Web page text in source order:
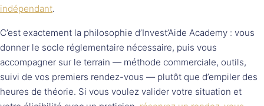
indépendant.
C’est exactement la philosophie d’Invest’Aide Academy : vous
donner le socle réglementaire nécessaire, puis vous
accompagner sur le terrain — méthode commerciale, outils,
suivi de vos premiers rendez-vous — plutôt que d’empiler des
heures de théorie. Si vous voulez valider votre situation et